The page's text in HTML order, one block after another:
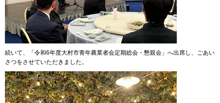
続いて、「令和6年度大村市青年農業者会定期総会・懇親会」へ出席し、ごあい
さつをさせていただきました。